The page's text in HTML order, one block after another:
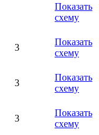
Показать
схему
3
Показать
схему
3
Показать
схему
3
Показать
схему